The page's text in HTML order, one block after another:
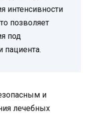
интенсивности
позволяет
под
пациента.
и
лечебных